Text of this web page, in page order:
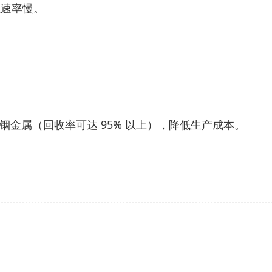
率慢。
属（回收率可达 95% 以上），降低生产成本。